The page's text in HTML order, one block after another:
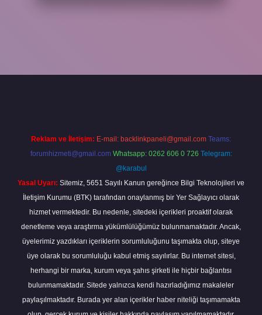
Reklam ve İletişim: E-mail: backlinkpaneli@gmail.com Teams:
forumhizmeti@gmail.com Whatsapp: 0262 606 0 726 Telegram:
@karabul
Yasal Uyarı: Sitemiz, 5651 Sayılı Kanun gereğince Bilgi Teknolojileri ve
İletişim Kurumu (BTK) tarafından onaylanmış bir Yer Sağlayıcı olarak
hizmet vermektedir. Bu nedenle, sitedeki içerikleri proaktif olarak
denetleme veya araştırma yükümlülüğümüz bulunmamaktadır. Ancak,
üyelerimiz yazdıkları içeriklerin sorumluluğunu taşımakta olup, siteye
üye olarak bu sorumluluğu kabul etmiş sayılırlar. Bu internet sitesi,
herhangi bir marka, kurum veya şahıs şirketi ile hiçbir bağlantısı
bulunmamaktadır. Sitede yalnızca kendi hazırladığımız makaleler
paylaşılmaktadır. Burada yer alan içerikler haber niteliği taşımamakta